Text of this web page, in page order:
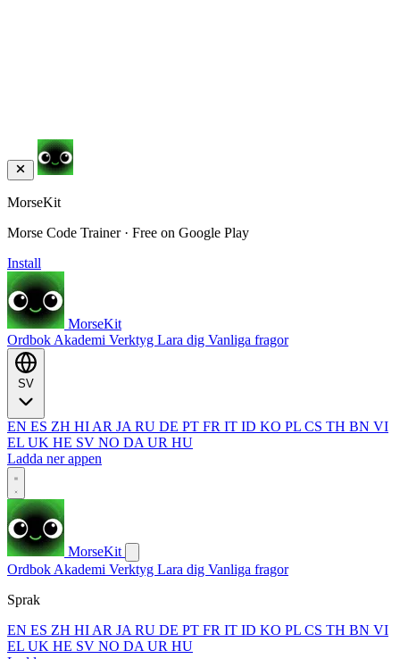
MorseKit
Morse Code Trainer · Free on Google Play
Install
MorseKit
Ordbok Akademi Verktyg Lara dig Vanliga fragor
EN ES ZH HI AR JA RU DE PT FR IT ID KO PL CS TH BN VI
EL UK HE SV NO DA UR HU
Ladda ner appen
MorseKit
Ordbok Akademi Verktyg Lara dig Vanliga fragor
Sprak
EN ES ZH HI AR JA RU DE PT FR IT ID KO PL CS TH BN VI
EL UK HE SV NO DA UR HU